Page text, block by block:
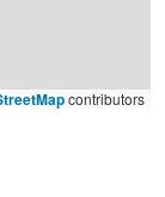
contributors